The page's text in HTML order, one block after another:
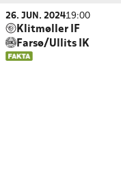
26. JUN. 202419:00
Klitmøller IF
Farsø/Ullits IK